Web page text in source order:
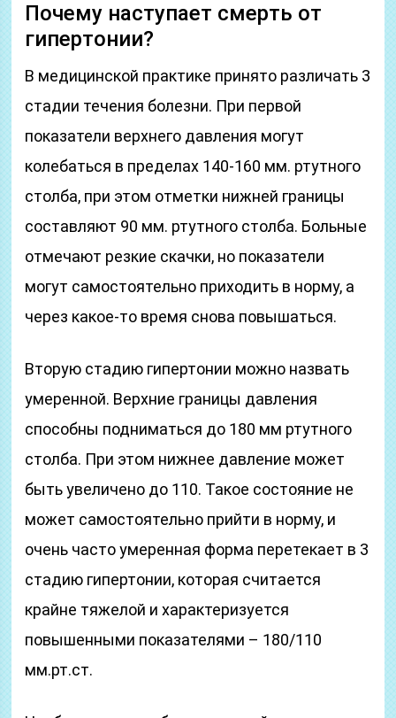
Почему наступает смерть от
гипертонии?
В медицинской практике принято различать 3
стадии течения болезни. При первой
показатели верхнего давления могут
колебаться в пределах 140-160 мм. ртутного
столба, при этом отметки нижней границы
составляют 90 мм. ртутного столба. Больные
отмечают резкие скачки, но показатели
могут самостоятельно приходить в норму, а
через какое-то время снова повышаться.
Вторую стадию гипертонии можно назвать
умеренной. Верхние границы давления
способны подниматься до 180 мм ртутного
столба. При этом нижнее давление может
быть увеличено до 110. Такое состояние не
может самостоятельно прийти в норму, и
очень часто умеренная форма перетекает в 3
стадию гипертонии, которая считается
крайне тяжелой и характеризуется
повышенными показателями – 180/110
мм.рт.ст.